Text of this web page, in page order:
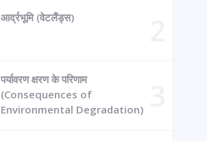
आर्द्रभूमि (वेटलैंड्स)
पर्यावरण क्षरण के परिणाम
(Consequences of
Environmental Degradation)